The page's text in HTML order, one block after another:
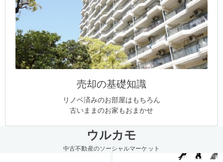
売却の基礎知識
リノベ済みのお部屋はもちろん
古いままのお家もおまかせ
ウルカモ
中古不動産のソーシャルマーケット